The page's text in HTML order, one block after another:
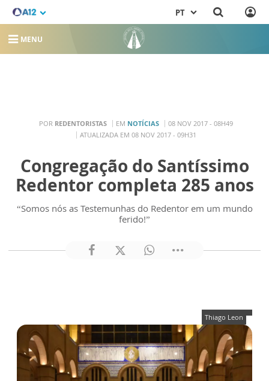
PT
MENU
POR REDENTORISTAS EM NOTÍCIAS
08 NOV 2017 - 08H49
ATUALIZADA EM 08 NOV 2017 - 09H31
Congregação do Santíssimo
Redentor completa 285 anos
“Somos nós as Testemunhas do Redentor em um mundo
ferido!”
Thiago Leon